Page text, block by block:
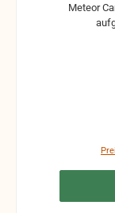
Meteor Cantus Cantora Supita Stella Serino … mit